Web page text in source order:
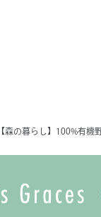
【森の暮らし】100%有機